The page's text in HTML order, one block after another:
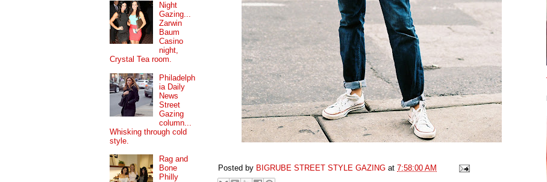
Posted by BIGRUBE STREET STYLE GAZING at 7:58:00 AM
Night
Gazing...
Zarwin
Baum
Casino
night,
Crystal Tea room.
Philadelph
ia Daily
News
Street
Gazing
column...
Whisking through cold
style.
Rag and
Bone
Philly